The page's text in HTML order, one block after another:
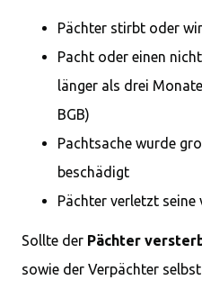
Pächter stirbt oder
Pacht oder einen
länger als drei
BGB)
Pachtsache wurde
beschädigt
Pächter verletzt
Sollte der Pächter
sowie der Verpächter